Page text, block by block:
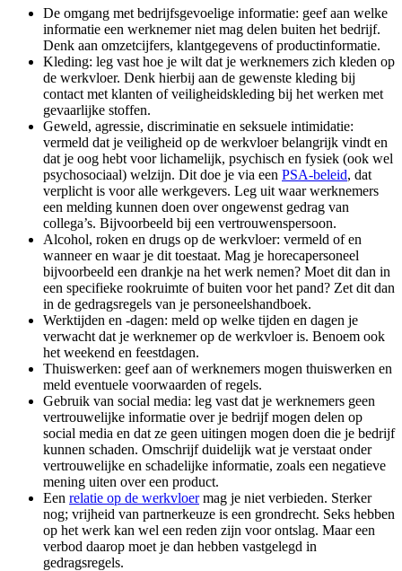
De omgang met bedrijfsgevoelige informatie: geef aan welke
informatie een werknemer niet mag delen buiten het bedrijf.
Denk aan omzetcijfers, klantgegevens of productinformatie.
Kleding: leg vast hoe je wilt dat je werknemers zich kleden op
de werkvloer. Denk hierbij aan de gewenste kleding bij
contact met klanten of veiligheidskleding bij het werken met
gevaarlijke stoffen.
Geweld, agressie, discriminatie en seksuele intimidatie:
vermeld dat je veiligheid op de werkvloer belangrijk vindt en
dat je oog hebt voor lichamelijk, psychisch en fysiek (ook wel
psychosociaal) welzijn. Dit doe je via een PSA-beleid, dat
verplicht is voor alle werkgevers. Leg uit waar werknemers
een melding kunnen doen over ongewenst gedrag van
collega’s. Bijvoorbeeld bij een vertrouwenspersoon.
Alcohol, roken en drugs op de werkvloer: vermeld of en
wanneer en waar je dit toestaat. Mag je horecapersoneel
bijvoorbeeld een drankje na het werk nemen? Moet dit dan in
een specifieke rookruimte of buiten voor het pand? Zet dit dan
in de gedragsregels van je personeelshandboek.
Werktijden en -dagen: meld op welke tijden en dagen je
verwacht dat je werknemer op de werkvloer is. Benoem ook
het weekend en feestdagen.
Thuiswerken: geef aan of werknemers mogen thuiswerken en
meld eventuele voorwaarden of regels.
Gebruik van social media: leg vast dat je werknemers geen
vertrouwelijke informatie over je bedrijf mogen delen op
social media en dat ze geen uitingen mogen doen die je bedrijf
kunnen schaden. Omschrijf duidelijk wat je verstaat onder
vertrouwelijke en schadelijke informatie, zoals een negatieve
mening uiten over een product.
Een relatie op de werkvloermag je niet verbieden. Sterker
nog; vrijheid van partnerkeuze is een grondrecht. Seks hebben
op het werk kan wel een reden zijn voor ontslag. Maar een
verbod daarop moet je dan hebben vastgelegd in
gedragsregels.